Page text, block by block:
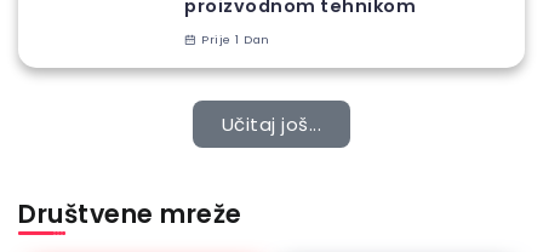
proizvodnom tehnikom
Prije 1 Dan
Učitaj još...
Društvene mreže